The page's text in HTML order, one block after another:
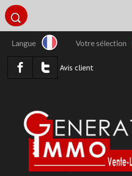
Langue Votre sélection
Avis client